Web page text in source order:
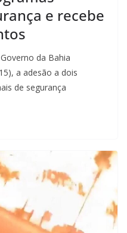
e recebe
da Bahia
a adesão a dois
de segurança